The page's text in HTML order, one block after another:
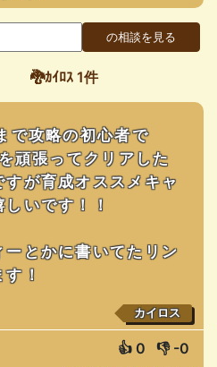
🐉ｶｲﾛｽ 1件
で攻略の初心者で
頑張ってクリアした
が育成オススメキャ
いです！！
とかに書いてたリン
！
カイロス
👍 0 👎 -0